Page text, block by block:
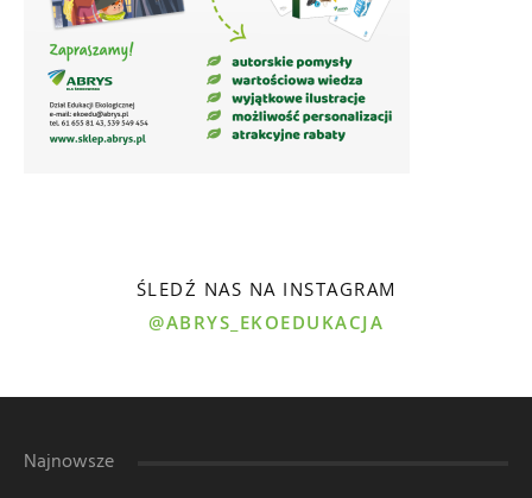
ŚLEDŹ NAS NA INSTAGRAM
@ABRYS_EKOEDUKACJA
Najnowsze